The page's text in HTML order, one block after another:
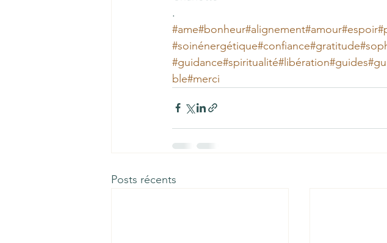
.
#ame#bonheur#alignement#amour#espoir
#soinénergétique#confiance#gratitude
#guidance#spiritualité#libération#guides
ble#merci
Posts récents